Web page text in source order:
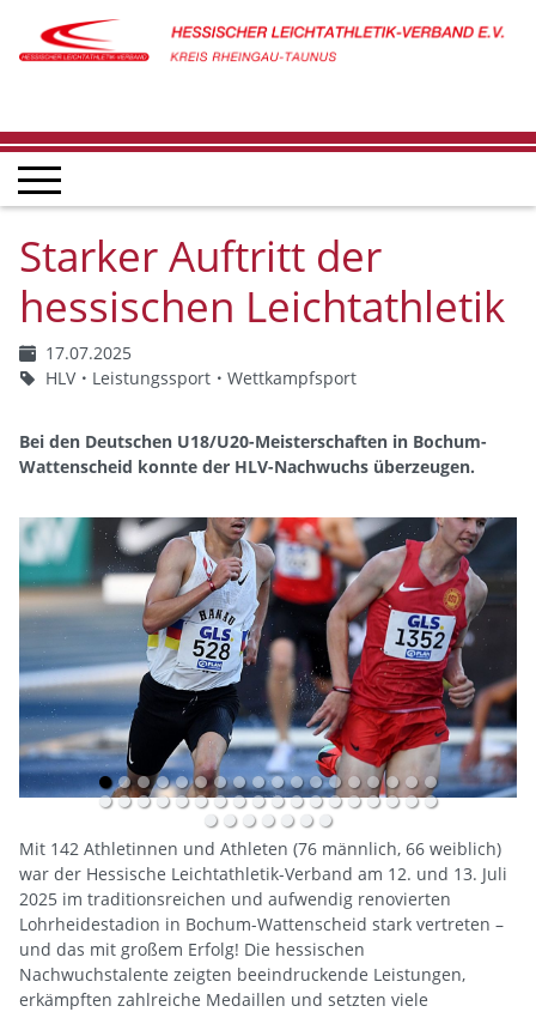
Starker Auftritt der
hessischen Leichtathletik
17.07.2025
HLV
Leistungssport Wettkampfsport
Bei den Deutschen U18/U20-Meisterschaften in Bochum-
Wattenscheid konnte der HLV-Nachwuchs überzeugen.
Mit 142 Athletinnen und Athleten (76 männlich, 66 weiblich)
war der Hessische Leichtathletik-Verband am 12. und 13. Juli
2025 im traditionsreichen und aufwendig renovierten
Lohrheidestadion in Bochum-Wattenscheid stark vertreten –
und das mit großem Erfolg! Die hessischen
Nachwuchstalente zeigten beeindruckende Leistungen,
erkämpften zahlreiche Medaillen und setzten viele